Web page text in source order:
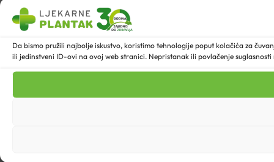
Da bismo pružili najbolje iskustvo, koristimo tehnologije poput kolačića za
ili jedinstveni ID-ovi na ovoj web stranici. Nepristanak ili povlačenje